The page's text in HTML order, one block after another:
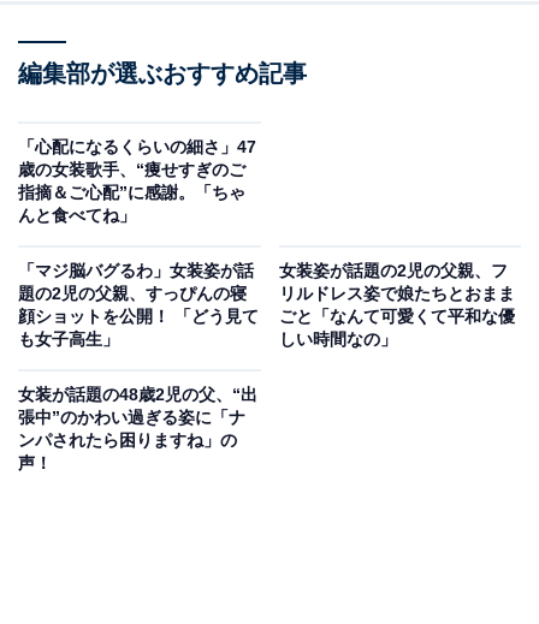
編集部が選ぶおすすめ記事
「心配になるくらいの細さ」47
歳の女装歌手、“痩せすぎのご
指摘＆ご心配”に感謝。「ちゃ
んと食べてね」
「マジ脳バグるわ」女装姿が話
題の2児の父親、すっぴんの寝
顔ショットを公開！ 「どう見て
も女子高生」
女装姿が話題の2児の父親、フ
リルドレス姿で娘たちとおまま
ごと「なんて可愛くて平和な優
しい時間なの」
女装が話題の48歳2児の父、“出
張中”のかわい過ぎる姿に「ナ
ンパされたら困りますね」の
声！